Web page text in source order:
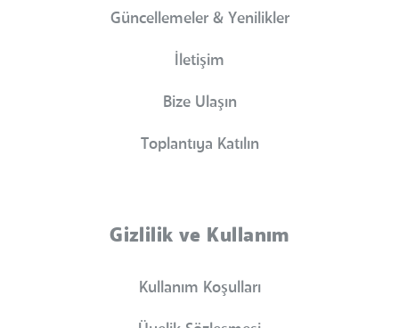
Güncellemeler & Yenilikler
İletişim
Bize Ulaşın
Toplantıya Katılın
Gizlilik ve Kullanım
Kullanım Koşulları